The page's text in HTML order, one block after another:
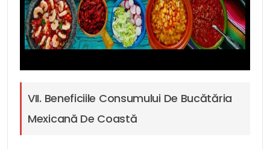
VII. Beneficiile Consumului De Bucătăria
Mexicană De Coastă